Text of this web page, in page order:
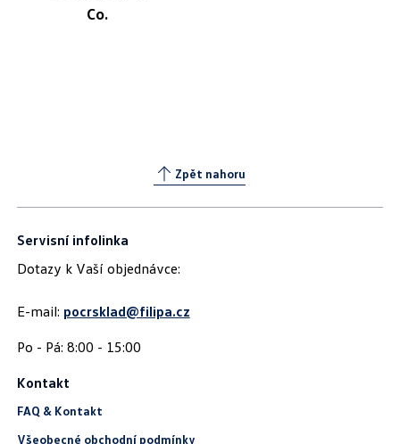
Co.
Zpět nahoru
Servisní infolinka
Dotazy k Vaší objednávce:
E-mail: pocrsklad@filipa.cz
Kontakt
FAQ & Kontakt
Všeobecné obchodní podmínky